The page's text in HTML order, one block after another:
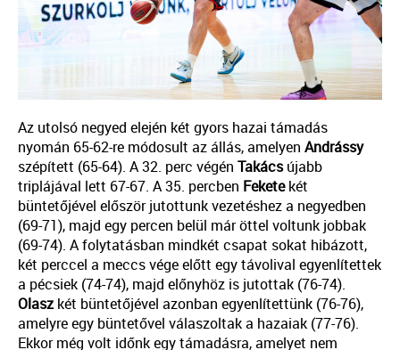
Az utolsó negyed elején két gyors hazai támadás
nyomán 65-62-re módosult az állás, amelyen Andrássy
szépített (65-64). A 32. perc végén Takácsújabb
triplájával lett 67-67. A 35. percben Feketekét
büntetőjével először jutottunk vezetéshez a negyedben
(69-71), majd egy percen belül már öttel voltunk jobbak
(69-74). A folytatásban mindkét csapat sokat hibázott,
két perccel a meccs vége előtt egy távolival egyenlítettek
a pécsiek (74-74), majd előnyhöz is jutottak (76-74).
Olaszkét büntetőjével azonban egyenlítettünk (76-76),
amelyre egy büntetővel válaszoltak a hazaiak (77-76).
Ekkor még volt időnk egy támadásra, amelyet nem